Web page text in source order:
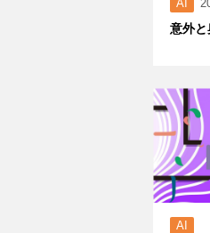
AI
意外
AI